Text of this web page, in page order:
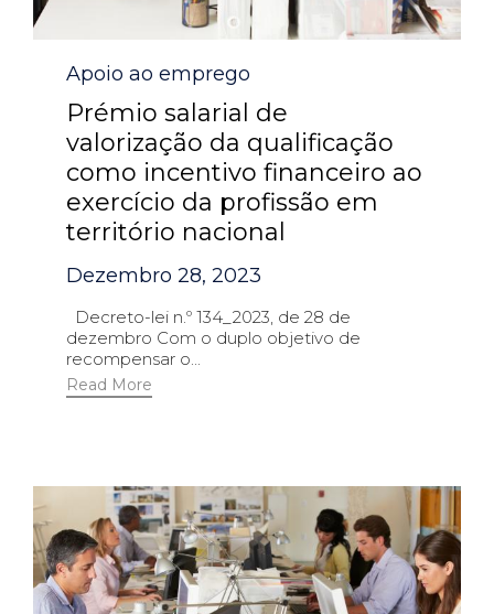
Category
Apoio ao emprego
Prémio salarial de
valorização da qualificação
como incentivo financeiro ao
exercício da profissão em
território nacional
Dezembro 28, 2023
Decreto-lei n.º 134_2023, de 28 de
dezembro Com o duplo objetivo de
recompensar o...
Read More